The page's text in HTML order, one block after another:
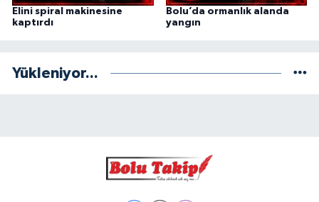
Elini spiral makinesine
kaptırdı
Bolu’da ormanlık alanda
yangın
Yükleniyor...